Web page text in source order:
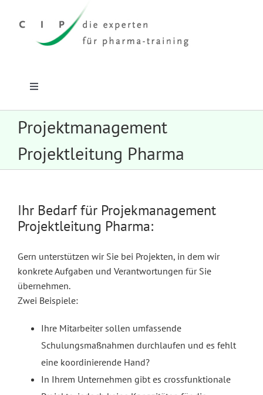
Inhalt
Toggle
CIP-Profil
Zielgruppen
Kontakt
Projektmanagement
Projektleitung Pharma
Ihr Bedarf für Projekmanagement
Projektleitung Pharma:
Gern unterstützen wir Sie bei Projekten, in dem wir
konkrete Aufgaben und Verantwortungen für Sie
übernehmen.
Zwei Beispiele:
Ihre Mitarbeiter sollen umfassende
Schulungsmaßnahmen durchlaufen und es fehlt
eine koordinierende Hand?
In Ihrem Unternehmen gibt es crossfunktionale